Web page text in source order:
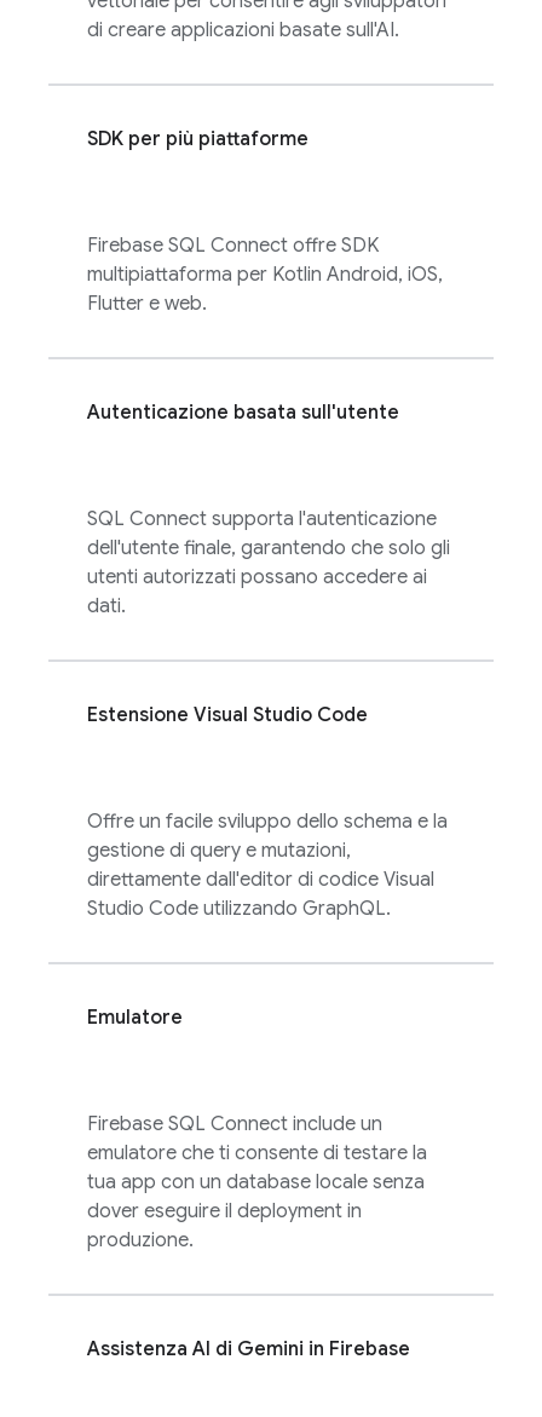
di creare applicazioni basate sull'AI.
SDK per più piattaforme
Firebase SQL Connect offre SDK
multipiattaforma per Kotlin Android, iOS,
Flutter e web.
Autenticazione basata sull'utente
SQL Connect supporta l'autenticazione
dell'utente finale, garantendo che solo gli
utenti autorizzati possano accedere ai
dati.
Estensione Visual Studio Code
Offre un facile sviluppo dello schema e la
gestione di query e mutazioni,
direttamente dall'editor di codice Visual
Studio Code utilizzando GraphQL.
Emulatore
Firebase SQL Connect include un
emulatore che ti consente di testare la
tua app con un database locale senza
dover eseguire il deployment in
produzione.
Assistenza AI di Gemini in Firebase